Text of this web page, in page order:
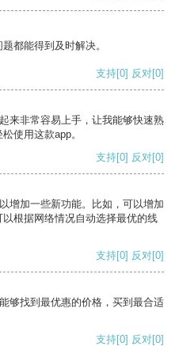
都能得到及时解决。
支持[0] 反对[0]
来非常容易上手，让我能够快速熟
使用这款app。
支持[0] 反对[0]
增加一些新功能。比如，可以增加
根据网络情况自动选择最优的线
支持[0] 反对[0]
够找到最优惠的价格，买到最合适
支持[0] 反对[0]